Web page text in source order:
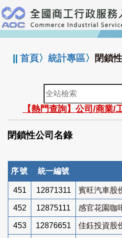
跳
到
主
要
:::
||首頁〉統計專區〉 閉鎖
全
站
檢
索
【熱門查詢】公司/商業/
閉鎖性公司名錄
序號 統一編號
451 12871311 賓旺汽車股
452 12875111 感官花園咖
453 12876651 佳鈺投資股